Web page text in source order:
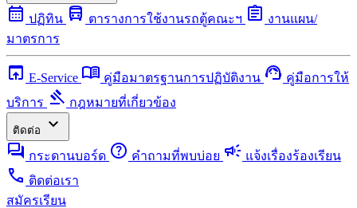
calendar_month ปฏิทิน directions_bus ตารางการใช้งานรถตู้คณะฯ assignment งานแผน/
มาตรการ
open_in_browser E-Service menu_book คู่มือมาตรฐานการปฏิบัติงาน support_agent คู่มือการให้
บริการ gavel กฎหมายที่เกี่ยวข้อง
ติดต่อ
expand_more
forum กระดานบอร์ด help คำถามที่พบบ่อย campaign แจ้งเรื่องร้องเรียน
call ติดต่อเรา
สมัครเรียน